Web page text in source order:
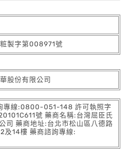
製字第008971號
股份有限公司
專線:0800-051-148 許可執照字
號 藥商名稱:台灣屈臣氏
司 藥商地址:台北市松山區八德路
及14樓 藥商諮詢專線: